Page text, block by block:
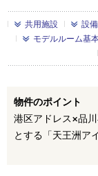
共用施設 設
モデルルーム基
物件のポイント
港区アドレス×品
とする「天王洲ア